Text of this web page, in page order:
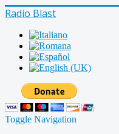
Radio Blast
Toggle Navigation